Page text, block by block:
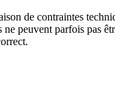
de contraintes
ne peuvent parfois pas